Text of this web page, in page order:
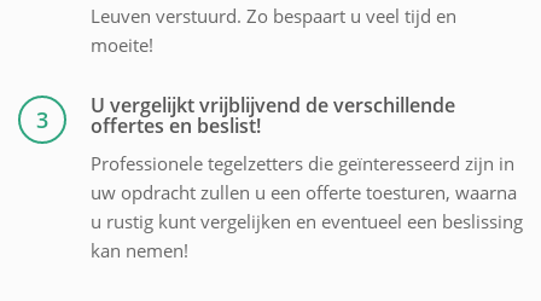
Leuven verstuurd. Zo bespaart u veel tijd en
moeite!
3 U vergelijkt vrijblijvend de verschillende
offertes en beslist!
Professionele tegelzetters die geïnteresseerd zijn in
uw opdracht zullen u een offerte toesturen, waarna
u rustig kunt vergelijken en eventueel een beslissing
kan nemen!